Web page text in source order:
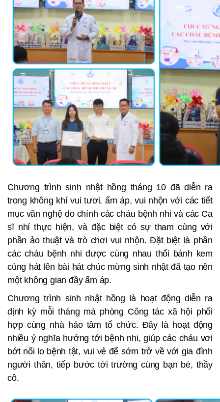
Chương trình sinh nhật hồng tháng 10 đã diễn ra
trong không khí vui tươi, ấm áp, vui nhộn với các tiết
mục văn nghệ do chính các cháu bệnh nhi và các Ca
sĩ nhí thực hiện, và đặc biệt có sự tham cùng với
phần ảo thuật và trò chơi vui nhộn. Đặt biệt là phần
các cháu bệnh nhi được cùng nhau thổi bánh kem
cùng hát lên bài hát chúc mừng sinh nhật đã tạo nên
một không gian đầy ấm áp.
Chương trình sinh nhật hồng là hoạt động diễn ra
định kỳ mỗi tháng mà phòng Công tác xã hội phối
hợp cùng nhà hảo tâm tổ chức. Đây là hoạt động
nhiều ý nghĩa hướng tới bệnh nhi, giúp các cháu vơi
bớt nổi lo bệnh tật, vui vẻ để sớm trở về với gia đình
người thân, tiếp bước tới trường cùng bạn bè, thầy
cô.